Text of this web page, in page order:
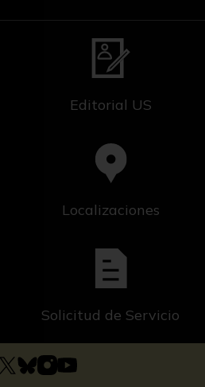
Editorial US
Localizaciones
Solicitud de Servicio